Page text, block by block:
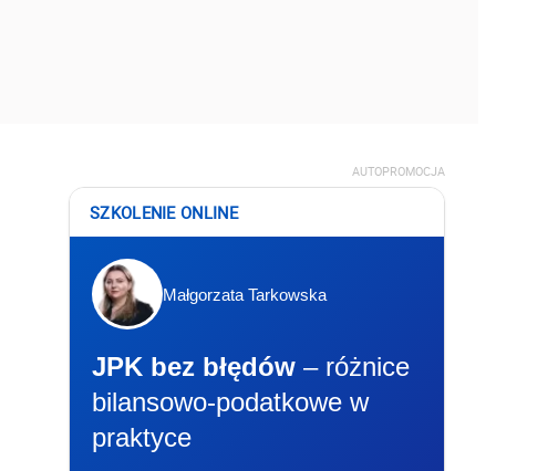
AUTOPROMOCJA
SZKOLENIE ONLINE
Małgorzata Tarkowska
JPK bez błędów – różnice
bilansowo-podatkowe w
praktyce